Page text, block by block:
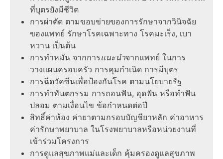
ที่บุตรยังมีชีวิต
การผ่าตัด ตามขอบข่ายของการรักษาจากวินิจฉัย
ของแพทย์ รักษาโรคเฉพาะทาง โรคมะเร็ง, เบา
หวาน เป็นต้น
การทำหมัน จากการแนะนำจากแพทย์ ในการ
วางแผนครอบครัว การคุมกำเนิด การมีบุตร
การฉีดวัคซีนเพื่อป้องกันโรค ตามนโยบายรัฐ
การทำทันตกรรม การถอนฟัน, อุดฟัน หรือทำฟัน
ปลอม ตามเงื่อนไข ข้อกำหนดต่อปี
สิทธิ์ค่าห้อง ค่ายาตามกรอบบัญชียาหลัก ค่าอาหาร
ค่ารักษาพยาบาล ในโรงพยาบาลหรือหน่วยงานที่
เข้าร่วมโครงการ
การดูแลสุขภาพแม่และเด็ก คุ้มครองดูแลสุขภาพ